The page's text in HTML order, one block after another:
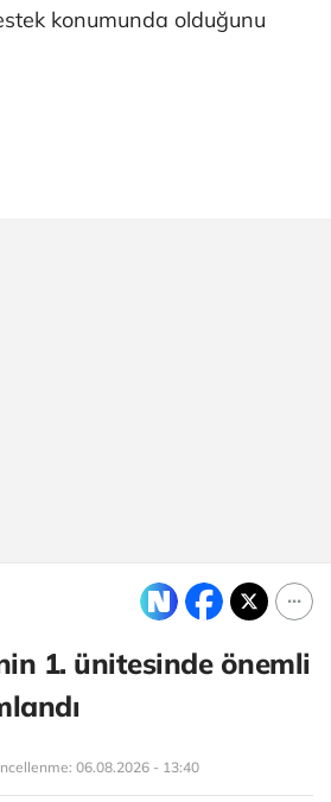
konumunda olduğunu
1. ünitesinde önemli
06.08.2026 - 13:40